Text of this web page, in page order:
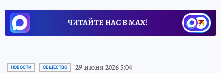
ЧИТАЙТЕ НАС В МАХ!
НОВОСТИ ОБЩЕСТВО 29 июня 2026 5:04